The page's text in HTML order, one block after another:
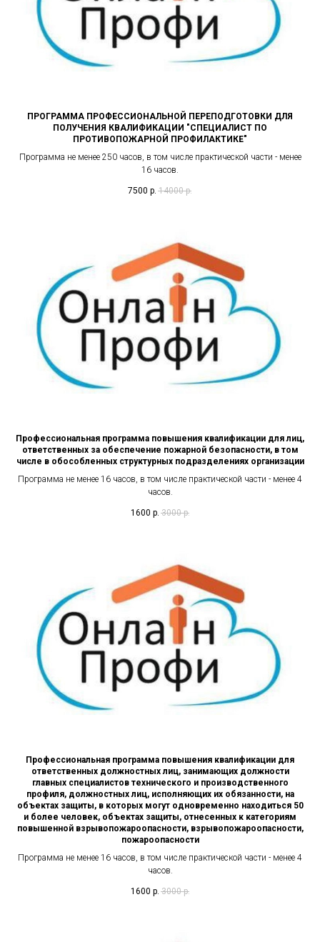
ПРОГРАММА ПРОФЕССИОНАЛЬНОЙ ПЕРЕПОДГОТОВКИ ДЛЯ
ПОЛУЧЕНИЯ КВАЛИФИКАЦИИ "СПЕЦИАЛИСТ ПО
ПРОТИВОПОЖАРНОЙ ПРОФИЛАКТИКЕ"
Программа не менее 250 часов, в том числе практической части - менее
16 часов.
7500 р. 14000 р.
Профессиональная программа повышения квалификации для лиц,
ответственных за обеспечение пожарной безопасности, в том
числе в обособленных структурных подразделениях организации
Программа не менее 16 часов, в том числе практической части - менее 4
часов.
1600 р. 3000 р.
Профессиональная программа повышения квалификации для
ответственных должностных лиц, занимающих должности
главных специалистов технического и производственного
профиля, должностных лиц, исполняющих их обязанности, на
объектах защиты, в которых могут одновременно находиться 50
и более человек, объектах защиты, отнесенных к категориям
повышенной взрывопожароопасности, взрывопожароопасности,
пожароопасности
Программа не менее 16 часов, в том числе практической части - менее 4
часов.
1600 р. 3000 р.